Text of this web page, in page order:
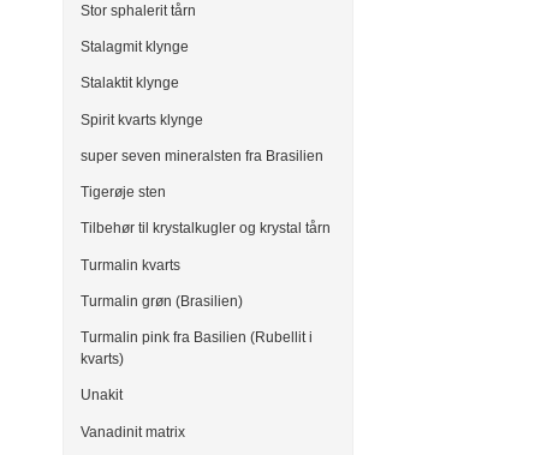
Stor sphalerit tårn
Stalagmit klynge
Stalaktit klynge
Spirit kvarts klynge
super seven mineralsten fra Brasilien
Tigerøje sten
Tilbehør til krystalkugler og krystal tårn
Turmalin kvarts
Turmalin grøn (Brasilien)
Turmalin pink fra Basilien (Rubellit i
kvarts)
Unakit
Vanadinit matrix